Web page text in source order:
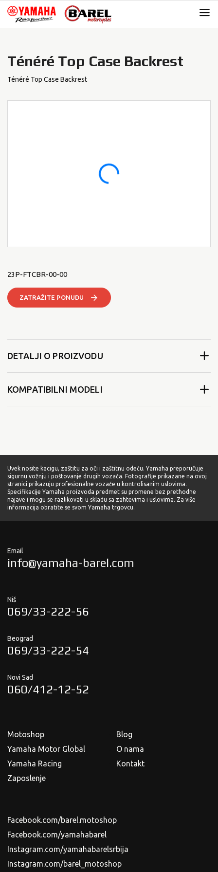
Skip
navigation
Skip
content
Ténéré Top Case Backrest
Ténéré Top Case Backrest
23P-FTCBR-00-00
ZATRAŽITE PONUDU
DETALJI O PROIZVODU
KOMPATIBILNI MODELI
Uvek nosite kacigu, zaštitu za oči i zaštitnu odeću. Yamaha preporučuje
sigurnu vožnju i poštovanje drugih vozača. Fotografije prikazane na ovoj
stranici prikazuju profesionalne vozače u kontrolisanim uslovima.
Specifikacije Yamaha proizvoda predmet su promene bez prethodne
najave i mogu se razlikovati u skladu sa zahtevima i uslovima. Za više
informacija obratite se svom Yamaha trgovcu.
Email
info@yamaha-barel.com
Niš
069/33-222-56
Beograd
069/33-222-54
Novi Sad
060/412-12-52
Motoshop
Yamaha Motor Global
Yamaha Racing
Zaposlenje
Blog
O nama
Kontakt
Facebook.com/barel.motoshop
Facebook.com/yamahabarel
Instagram.com/yamahabarelsrbija
Instagram.com/barel_motoshop